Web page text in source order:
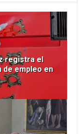
registra el
de empleo en